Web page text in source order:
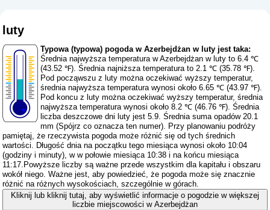
luty
Typowa (typowa) pogoda w Azerbejdżan w luty jest taka:
Średnia najwyższa temperatura w Azerbejdżan w luty to 6.4 ℃
(43.52 ℉). Średnia najniższa temperatura to 2.1 ℃ (35.78 ℉).
Pod począwszu z luty można oczekiwać wyższy temperatur,
średnia najwyższa temperatura wynosi około 6.65 ℃ (43.97 ℉).
Pod koncu z luty można oczekiwać wyższy temperatur, średnia
najwyższa temperatura wynosi około 8.2 ℃ (46.76 ℉). Średnia
liczba deszczowe dni luty jest 5.9. Średnia suma opadów 20.1
mm (Spójrz co oznacza ten numer). Przy planowaniu podróży
pamiętaj, że rzeczywista pogoda może różnić się od tych średnich
wartości. Długość dnia na początku tego miesiąca wynosi około 10:04
(godziny i minuty), w w połowie miesiąca 10:38 i na końcu miesiąca
11:17.Powyższe liczby są ważne przede wszystkim dla kapitału i obszaru
wokół niego. Ważne jest, aby powiedzieć, że pogoda może się znacznie
różnić na różnych wysokościach, szczególnie w górach.
Kliknij lub kliknij tutaj, aby wyświetlić informacje o pogodzie w większej
liczbie miejscowości w Azerbejdżan